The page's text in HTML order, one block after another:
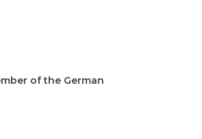
of the German